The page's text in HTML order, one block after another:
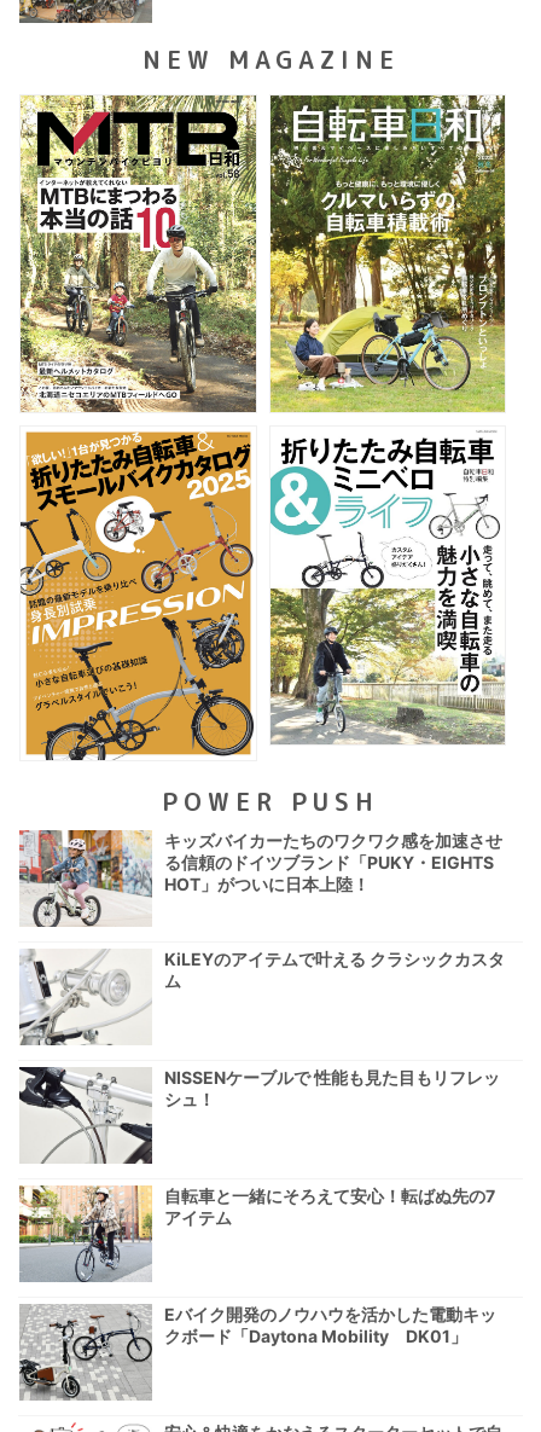
NEW MAGAZINE
POWER PUSH
キッズバイカーたちのワクワク感を加速させ
る信頼のドイツブランド「PUKY・EIGHTS
HOT」がついに日本上陸！
KiLEYのアイテムで叶える クラシックカスタ
ム
NISSENケーブルで 性能も見た目もリフレッ
シュ！
自転車と一緒にそろえて安心！転ばぬ先の7
アイテム
Eバイク開発のノウハウを活かした電動キッ
クボード「Daytona Mobility DK01」